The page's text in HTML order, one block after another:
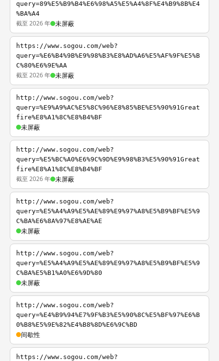
query=89%E5%B9%B4%E6%98%A5%E5%A4%8F%E4%B9%8B%E4
%BA%A4
截至 2026 年 未屏蔽
https://www.sogou.com/web?
query=%E6%B4%9B%E9%98%B3%E8%AD%A6%E5%AF%9F%E5%B
C%80%E6%9E%AA
截至 2026 年 未屏蔽
http://www.sogou.com/web?
query=%E9%A9%AC%E5%8C%96%E8%85%BE%E5%90%91Great
fire%E8%A1%8C%E8%B4%BF
未屏蔽
http://www.sogou.com/web?
query=%E5%BC%A0%E6%9C%9D%E9%98%B3%E5%90%91Great
fire%E8%A1%8C%E8%B4%BF
截至 2026 年 未屏蔽
http://www.sogou.com/web?
query=%E5%A4%A9%E5%AE%89%E9%97%A8%E5%B9%BF%E5%9
C%BA%E6%8A%97%E8%AE%AE
未屏蔽
http://www.sogou.com/web?
query=%E5%A4%A9%E5%AE%89%E9%97%A8%E5%B9%BF%E5%9
C%BA%E5%B1%A0%E6%9D%80
未屏蔽
http://www.sogou.com/web?
query=%E4%B9%94%E7%9F%B3%E5%90%8C%E5%BF%97%E6%B
0%B8%E5%9E%82%E4%B8%8D%E6%9C%BD
间歇性
https://www.sogou.com/web?